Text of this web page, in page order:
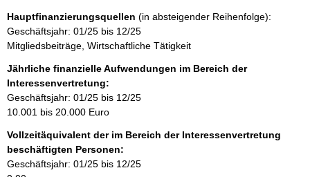
t
i
n
f
o
r
m
t
i
o
Hauptfinanzierungsquellen (in absteigender Reihenfolge):
Geschäftsjahr: 01/25 bis 12/25
Mitgliedsbeiträge, Wirtschaftliche Tätigkeit
Jährliche finanzielle Aufwendungen im Bereich der
Interessenvertretung:
Geschäftsjahr: 01/25 bis 12/25
10.001 bis 20.000 Euro
Vollzeitäquivalent der im Bereich der Interessenvertretung
beschäftigten Personen:
Geschäftsjahr: 01/25 bis 12/25